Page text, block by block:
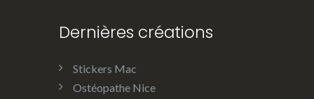
Dernières créations
Stickers Mac
Ostéopathe Nice